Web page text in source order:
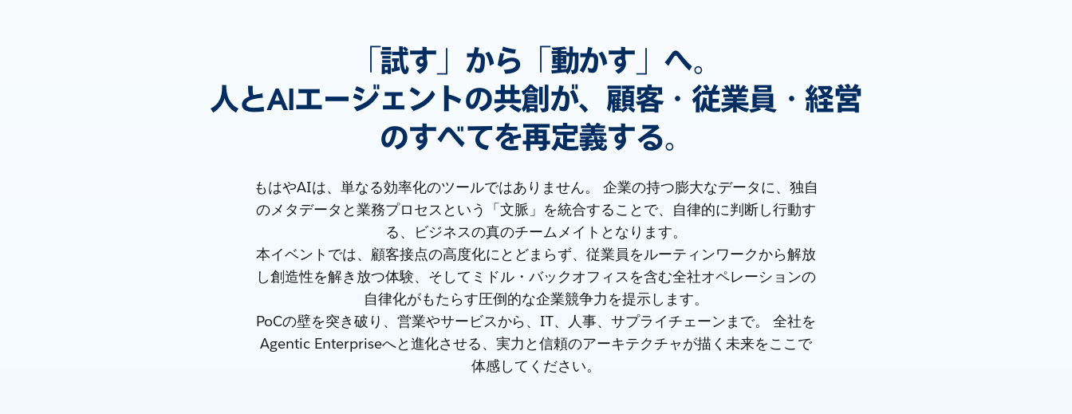
「試す」から「動かす」へ。
人とAIエージェントの共創が、顧客・従業員・経営
のすべてを再定義する。
もはやAIは、単なる効率化のツールではありません。 企業の持つ膨大なデータに、独自
のメタデータと業務プロセスという「文脈」を統合することで、自律的に判断し行動す
る、ビジネスの真のチームメイトとなります。
本イベントでは、顧客接点の高度化にとどまらず、従業員をルーティンワークから解放
し創造性を解き放つ体験、そしてミドル・バックオフィスを含む全社オペレーションの
自律化がもたらす圧倒的な企業競争力を提示します。
PoCの壁を突き破り、営業やサービスから、IT、人事、サプライチェーンまで。 全社を
Agentic Enterpriseへと進化させる、実力と信頼のアーキテクチャが描く未来をここで
体感してください。